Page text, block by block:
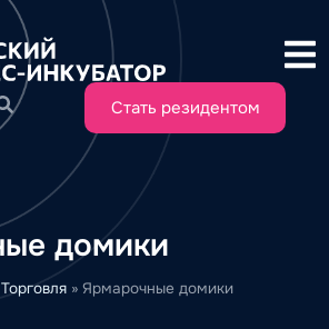
Стать резидентом
домики
Торговля » Ярмарочные домики